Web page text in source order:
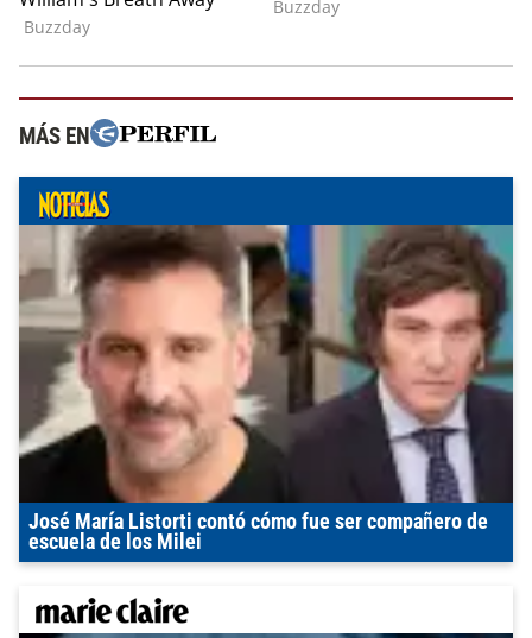
MÁS EN
José María Listorti contó cómo fue ser compañero de
escuela de los Milei